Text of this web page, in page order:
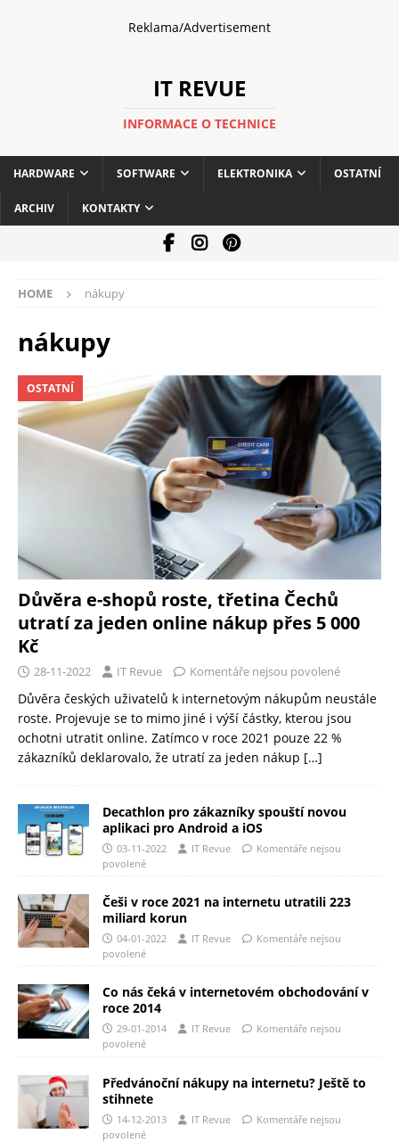
Reklama/Advertisement
IT REVUE
INFORMACE O TECHNICE
HARDWARE SOFTWARE ELEKTRONIKA OSTATNÍ
ARCHIV KONTAKTY
HOME nákupy
nákupy
OSTATNÍ
Důvěra e-shopů roste, třetina Čechů
utratí za jeden online nákup přes 5 000
Kč
28-11-2022 IT Revue Komentáře nejsou povolené
Důvěra českých uživatelů k internetovým nákupům neustále
roste. Projevuje se to mimo jiné i výší částky, kterou jsou
ochotni utratit online. Zatímco v roce 2021 pouze 22 %
zákazníků deklarovalo, že utratí za jeden nákup […]
Decathlon pro zákazníky spouští novou
aplikaci pro Android a iOS
03-11-2022 IT Revue
Komentáře nejsou
povolené
Češi v roce 2021 na internetu utratili 223
miliard korun
04-01-2022 IT Revue
Komentáře nejsou
povolené
Co nás čeká v internetovém obchodování v
roce 2014
29-01-2014 IT Revue
Komentáře nejsou
povolené
Předvánoční nákupy na internetu? Ještě to
stihnete
14-12-2013 IT Revue
Komentáře nejsou
povolené